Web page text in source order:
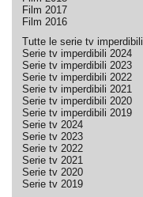
Film 2017
Film 2016
Tutte le serie tv imperdibili
Serie tv imperdibili 2024
Serie tv imperdibili 2023
Serie tv imperdibili 2022
Serie tv imperdibili 2021
Serie tv imperdibili 2020
Serie tv imperdibili 2019
Serie tv 2024
Serie tv 2023
Serie tv 2022
Serie tv 2021
Serie tv 2020
Serie tv 2019